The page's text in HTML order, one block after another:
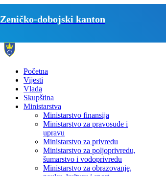
Zeničko-dobojski kanton
Početna
Vijesti
Vlada
Skupština
Ministarstva
Ministarstvo finansija
Ministarstvo za pravosuđe i
upravu
Ministarstvo za privredu
Ministarstvo za poljoprivredu,
šumarstvo i vodoprivredu
Ministarstvo za obrazovanje,